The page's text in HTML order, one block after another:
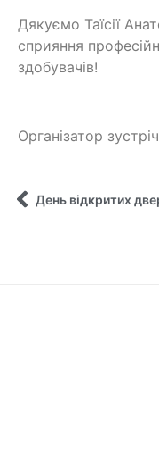
Дякуємо Таїсії
сприяння
здобувачів!
Організатор